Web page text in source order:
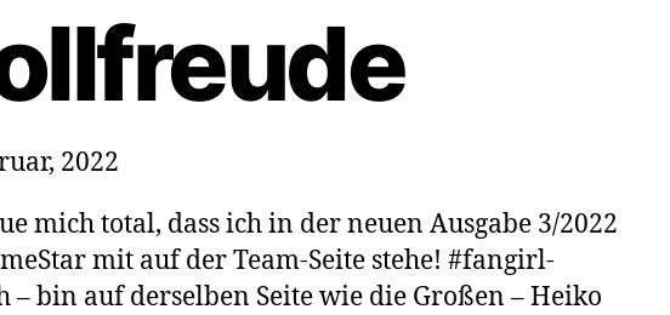
2022
mich total, dass ich in der neuen Ausgabe 3/2022
mit auf der Team-Seite stehe! #fangirl-
– bin auf derselben Seite wie die Großen – Heiko